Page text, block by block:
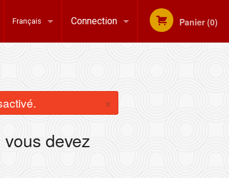
Français
English
Connection Panier (0)
×
vous devez